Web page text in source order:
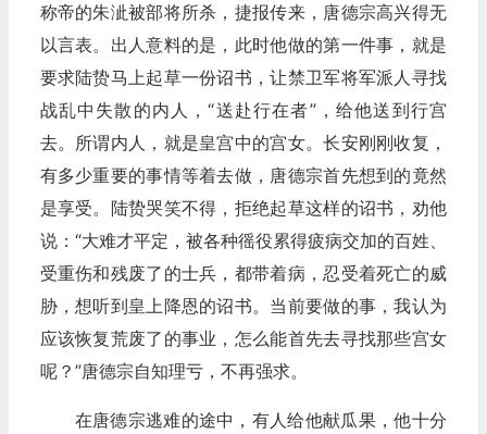
称帝的朱泚被部将所杀，捷报传来，唐德宗高兴得无
以言表。出人意料的是，此时他做的第一件事，就是
要求陆贽马上起草一份诏书，让禁卫军将军派人寻找
战乱中失散的内人，“送赴行在者”，给他送到行宫
去。所谓内人，就是皇宫中的宫女。长安刚刚收复，
有多少重要的事情等着去做，唐德宗首先想到的竟然
是享受。陆贽哭笑不得，拒绝起草这样的诏书，劝他
说：“大难才平定，被各种徭役累得疲病交加的百姓、
受重伤和残废了的士兵，都带着病，忍受着死亡的威
胁，想听到皇上降恩的诏书。当前要做的事，我认为
应该恢复荒废了的事业，怎么能首先去寻找那些宫女
呢？”唐德宗自知理亏，不再强求。
在唐德宗逃难的途中，有人给他献瓜果，他十分